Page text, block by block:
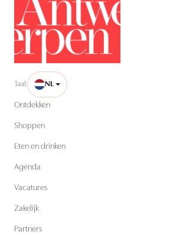
Taal: NL
Ontdekken
Shoppen
Eten en drinken
Agenda
Vacatures
Zakelijk
Partners